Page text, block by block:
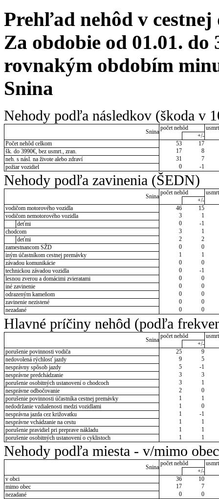
Prehľad nehôd v cestnej
Za obdobie od 01.01. do
rovnakým obdobím
Snina
Nehody podľa následkov (škoda v
Snina
počet nehôd
+/-
Počet nehôd celkom
53
17
šk. do 3990€, bez usmrt., zran.
17
8
neh. s násl. na živote alebo zdraví
31
7
požiar vozidiel
0 -1
Nehody podľa zavinenia (ŠEDN)
Snina
počet nehôd
+/-
vodičom motorového vozidla
46
15
vodičom nemotorového vozidla
3
1
deťmi
0
-1
chodcom
3
1
deťmi
2
2
zamestnancom SŽD
0
0
iným účastníkom cestnej premávky
1
1
závadou komunikácie
0
0
technickou závadou vozidla
0
-1
lesnou zverou a domácimi zvieratami
0
0
iné zavinenie
0
0
odrazeným kameňom
0
0
zavinenie nezistené
0
0
nezadané
0 0
Hlavné príčiny nehôd (podľa
Snina
počet nehôd
+/-
porušenie povinnosti vodiča
25
9
nedovolená rýchlosť jazdy
9
5
nesprávny spôsob jazdy
5
-1
nesprávne predchádzanie
3
3
porušenie osobitných ustanovení o chodcoch
3
1
nesprávne odbočovanie
2
0
porušenie povinnosti účastníka cestnej premávky
1
1
nedodržanie vzdialenosti medzi vozidlami
1
0
nesprávna jazda cez križovatku
1
-1
nesprávne vchádzanie na cestu
1
1
porušenie pravidiel pri preprave nákladu
1
1
porušenie osobitných ustanovení o cyklistoch
1 1
Nehody podľa miesta - v/mimo obec
Snina
počet nehôd
+/-
v obci
36
10
mimo obec
17
7
nezadané
0 0